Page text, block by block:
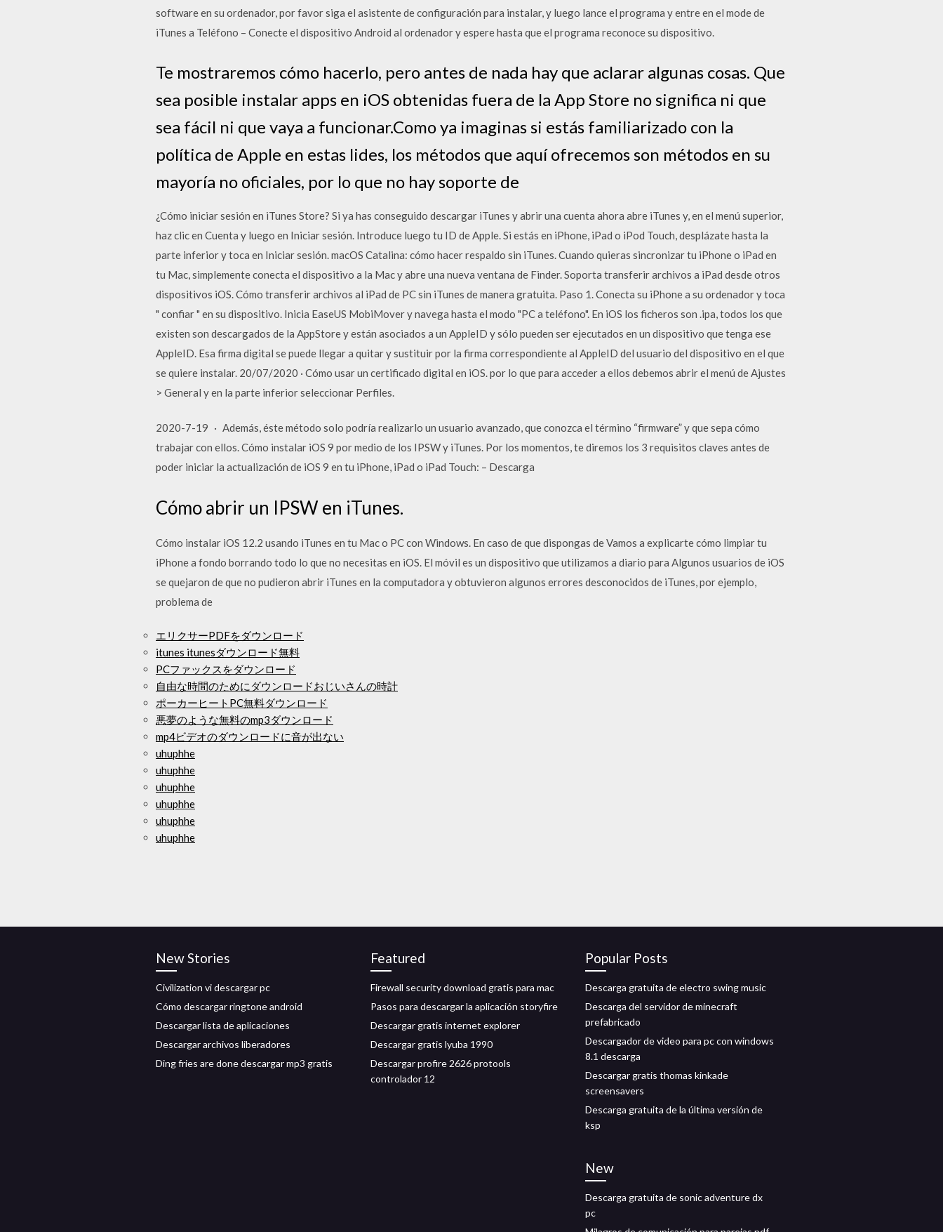
software en su ordenador, por favor siga el asistente de configuración para instalar, y luego lance el programa y entre en el mode de
iTunes a Teléfono – Conecte el dispositivo Android al ordenador y espere hasta que el programa reconoce su dispositivo.
Te mostraremos cómo hacerlo, pero antes de nada hay que aclarar algunas cosas. Que
sea posible instalar apps en iOS obtenidas fuera de la App Store no significa ni que
sea fácil ni que vaya a funcionar.Como ya imaginas si estás familiarizado con la
política de Apple en estas lides, los métodos que aquí ofrecemos son métodos en su
mayoría no oficiales, por lo que no hay soporte de
¿Cómo iniciar sesión en iTunes Store? Si ya has conseguido descargar iTunes y abrir una cuenta ahora abre iTunes y, en el menú superior,
haz clic en Cuenta y luego en Iniciar sesión. Introduce luego tu ID de Apple. Si estás en iPhone, iPad o iPod Touch, desplázate hasta la
parte inferior y toca en Iniciar sesión. macOS Catalina: cómo hacer respaldo sin iTunes. Cuando quieras sincronizar tu iPhone o iPad en
tu Mac, simplemente conecta el dispositivo a la Mac y abre una nueva ventana de Finder. Soporta transferir archivos a iPad desde otros
dispositivos iOS. Cómo transferir archivos al iPad de PC sin iTunes de manera gratuita. Paso 1. Conecta su iPhone a su ordenador y toca
" confiar " en su dispositivo. Inicia EaseUS MobiMover y navega hasta el modo "PC a teléfono". En iOS los ficheros son .ipa, todos los que
existen son descargados de la AppStore y están asociados a un AppleID y sólo pueden ser ejecutados en un dispositivo que tenga ese
AppleID. Esa firma digital se puede llegar a quitar y sustituir por la firma correspondiente al AppleID del usuario del dispositivo en el que
se quiere instalar. 20/07/2020 · Cómo usar un certificado digital en iOS. por lo que para acceder a ellos debemos abrir el menú de Ajustes
> General y en la parte inferior seleccionar Perfiles.
2020-7-19 · Además, éste método solo podría realizarlo un usuario avanzado, que conozca el término “firmware” y que sepa cómo
trabajar con ellos. Cómo instalar iOS 9 por medio de los IPSW y iTunes. Por los momentos, te diremos los 3 requisitos claves antes de
poder iniciar la actualización de iOS 9 en tu iPhone, iPad o iPad Touch: – Descarga
Cómo abrir un IPSW en iTunes.
Cómo instalar iOS 12.2 usando iTunes en tu Mac o PC con Windows. En caso de que dispongas de Vamos a explicarte cómo limpiar tu
iPhone a fondo borrando todo lo que no necesitas en iOS. El móvil es un dispositivo que utilizamos a diario para Algunos usuarios de iOS
se quejaron de que no pudieron abrir iTunes en la computadora y obtuvieron algunos errores desconocidos de iTunes, por ejemplo,
problema de
エリクサーPDFをダウンロード
itunes itunesダウンロード無料
PCファックスをダウンロード
自由な時間のためにダウンロードおじいさんの時計
ポーカーヒートPC無料ダウンロード
悪夢のような無料のmp3ダウンロード
mp4ビデオのダウンロードに音が出ない
uhuphhe
uhuphhe
uhuphhe
uhuphhe
uhuphhe
uhuphhe
New Stories
Civilization vi descargar pc
Cómo descargar ringtone android
Descargar lista de aplicaciones
Descargar archivos liberadores
Ding fries are done descargar mp3 gratis
Featured
Firewall security download gratis para mac
Pasos para descargar la aplicación storyfire
Descargar gratis internet explorer
Descargar gratis lyuba 1990
Descargar profire 2626 protools
controlador 12
Popular Posts
Descarga gratuita de electro swing music
Descarga del servidor de minecraft
prefabricado
Descargador de video para pc con windows
8.1 descarga
Descargar gratis thomas kinkade
screensavers
Descarga gratuita de la última versión de
ksp
New
Descarga gratuita de sonic adventure dx
pc